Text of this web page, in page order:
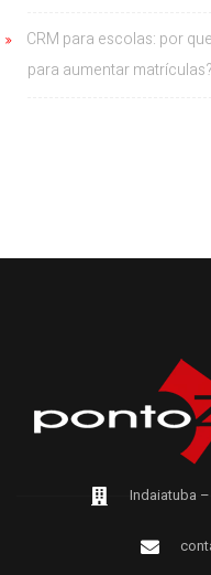
CRM para escolas: por
para aumentar matrículas?
Indaiatuba